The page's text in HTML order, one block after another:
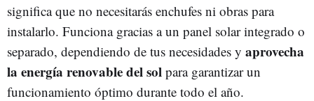
significa que no necesitarás enchufes ni obras para
instalarlo. Funciona gracias a un panel solar integrado o
separado, dependiendo de tus necesidades y aprovecha
la energía renovable del sol para garantizar un
funcionamiento óptimo durante todo el año.